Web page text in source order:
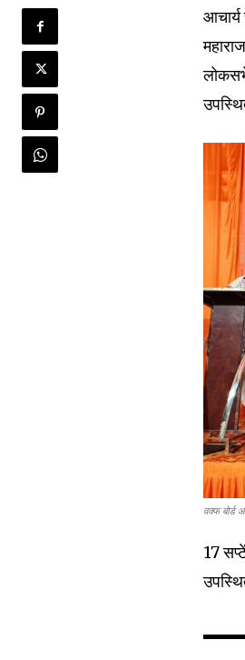
of
To
the
won't
आचार्य
वक्फ बोर्ड
17